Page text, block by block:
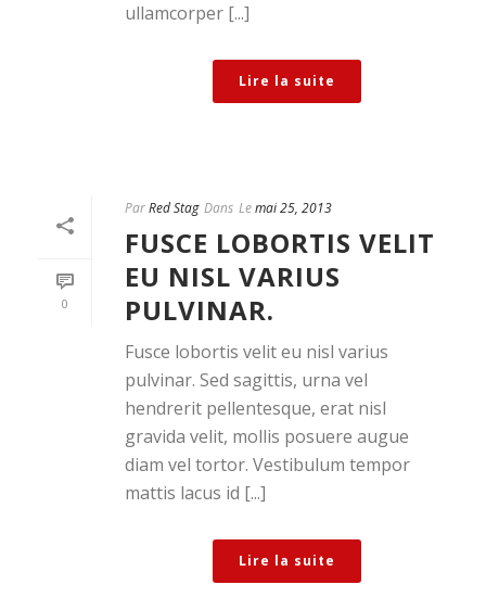
ullamcorper [...]
Lire la suite
0
ParRed Stag Dans Lemai 25, 2013
FUSCE LOBORTIS VELIT
EU NISL VARIUS
PULVINAR.
Fusce lobortis velit eu nisl varius
pulvinar. Sed sagittis, urna vel
hendrerit pellentesque, erat nisl
gravida velit, mollis posuere augue
diam vel tortor. Vestibulum tempor
mattis lacus id [...]
Lire la suite